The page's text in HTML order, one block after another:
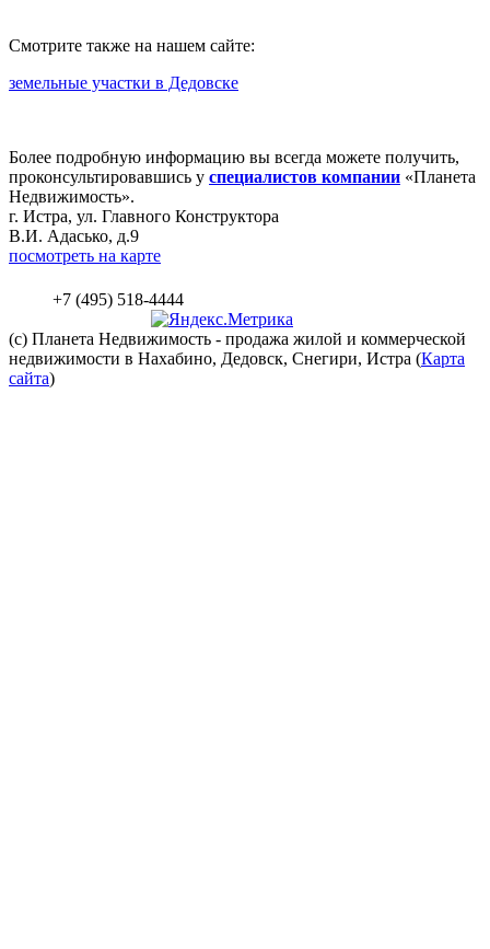
Смотрите также на нашем сайте:
земельные участки в Дедовске
Более подробную информацию вы всегда можете получить,
проконсультировавшись у специалистов компании «Планета
Недвижимость».
г. Истра, ул. Главного Конструктора
В.И. Адасько, д.9
посмотреть на карте
+7 (495) 518-4444
(c) Планета Недвижимость - продажа жилой и коммерческой
недвижимости в Нахабино, Дедовск, Снегири, Истра (Карта
сайта)